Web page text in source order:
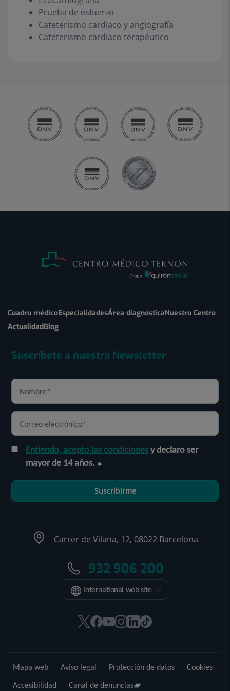
Prueba de esfuerzo
Cateterismo cardiaco y angiografía
Cateterismo cardiaco terapéutico
Cuadro médicoEspecialidadesÁrea diagnósticaNuestro Centro
ActualidadBlog
Suscríbete a nuestra Newsletter
Entiendo, acepto las condicionesy declaro ser
mayor de 14 años.
Suscribirme
Carrer de Vilana, 12, 08022 Barcelona
932 906 200
International web site
Este
en
una
Este
en
una
Este
en
una
Este
en
una
Este
en
una
Enlace
externa.
Mapa web Aviso legal Protección de datos
Cookies
Accesibilidad
Canal de denuncias